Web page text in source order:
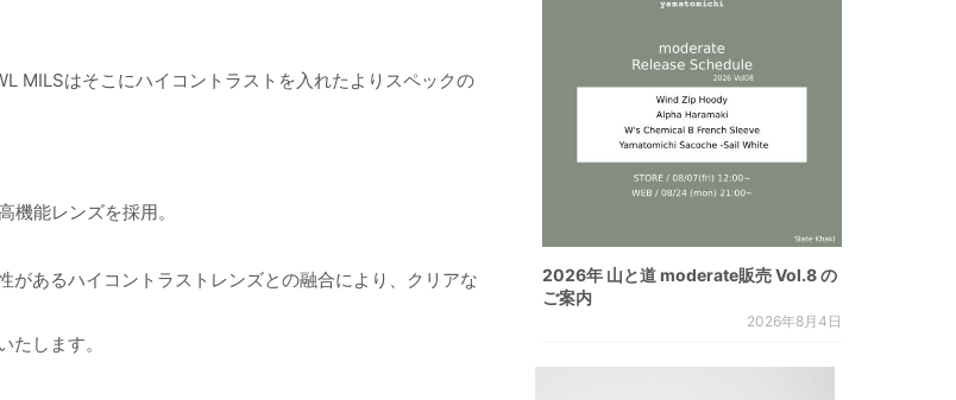
MILSはそこにハイコントラストを入れたよりスペックの
機能レンズを採用。
あるハイコントラストレンズとの融合により、クリアな
します。
2026年 山と道 moderate販売 Vol.8 の
ご案内
2026年8月4日